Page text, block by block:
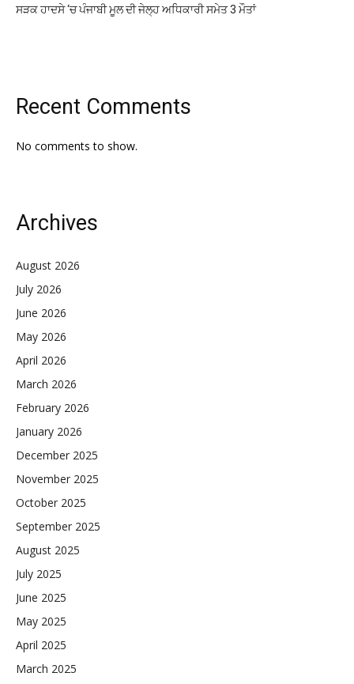
ਸੜਕ ਹਾਦਸੇ ‘ਚ ਪੰਜਾਬੀ ਮੂਲ ਦੀ ਜੇਲ੍ਹ ਅਧਿਕਾਰੀ ਸਮੇਤ 3 ਮੌਤਾਂ
Recent Comments
No comments to show.
Archives
August 2026
July 2026
June 2026
May 2026
April 2026
March 2026
February 2026
January 2026
December 2025
November 2025
October 2025
September 2025
August 2025
July 2025
June 2025
May 2025
April 2025
March 2025